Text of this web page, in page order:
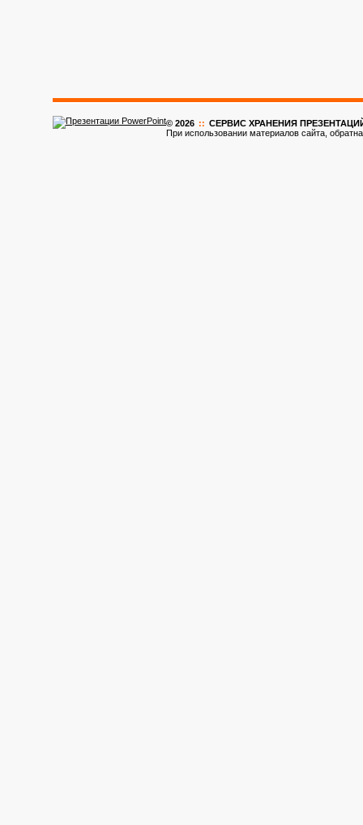
© 2026 :: CЕРВИС ХРАНЕНИЯ ПРЕЗЕНТАЦИЙ
При использовании материалов сайта,